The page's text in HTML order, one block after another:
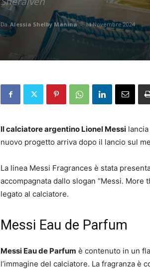
Da Alessia Shelby Manina - 14 Novembre 2024
Il calciatore argentino Lionel Messi
nuovo progetto arriva dopo il lancio sul
La linea Messi Fragrances è stata
accompagnata dallo slogan “Messi. More
legato al calciatore.
Messi Eau de Parfum
Messi Eau de Parfum è contenuto in un
l’immagine del calciatore. La fragranza è